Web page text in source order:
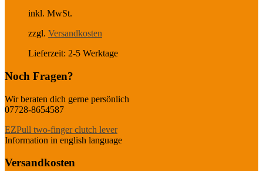
inkl. MwSt.
zzgl. Versandkosten
Lieferzeit: 2-5 Werktage
Noch Fragen?
Wir beraten dich gerne persönlich
07728-8654587
EZPull two-finger clutch lever
Information in english language
Versandkosten